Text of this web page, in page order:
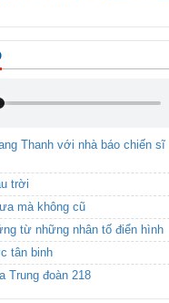
Thanh với nhà báo chiến sĩ
trời
mà không cũ
từ những nhân tố điển hình
tân binh
Trung đoàn 218